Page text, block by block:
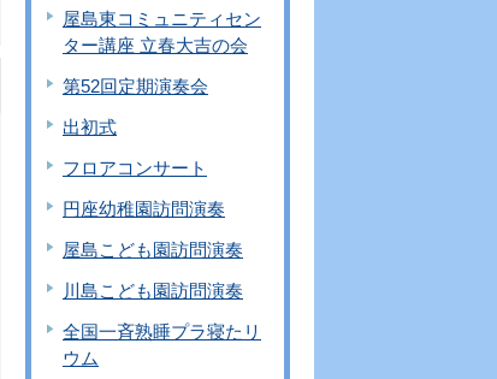
屋島東コミュニティセン
ター講座 立春大吉の会
第52回定期演奏会
出初式
フロアコンサート
円座幼稚園訪問演奏
屋島こども園訪問演奏
川島こども園訪問演奏
全国一斉熟睡プラ寝たリ
ウム